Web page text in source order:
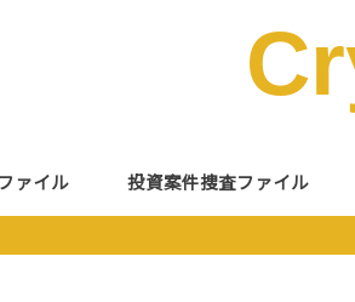
ァイル 投資案件捜査ファイル